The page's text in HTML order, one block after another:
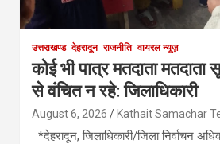
उत्तराखण्ड देहरादून राजनीति वायरल न्यूज़
कोई भी पात्र मतदाता मतदाता
से वंचित न रहे: जिलाधिकारी
August 6, 2026 Kathait Samachar
*देहरादून, जिलाधिकारी/जिला निर्वाचन